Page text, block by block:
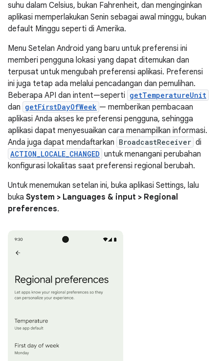
suhu dalam Celsius, bukan Fahrenheit, dan menginginkan
aplikasi memperlakukan Senin sebagai awal minggu, bukan
default Minggu seperti di Amerika.
Menu Setelan Android yang baru untuk preferensi ini
memberi pengguna lokasi yang dapat ditemukan dan
terpusat untuk mengubah preferensi aplikasi. Preferensi
ini juga tetap ada melalui pencadangan dan pemulihan.
Beberapa API dan intent—seperti getTemperatureUnit
dan getFirstDayOfWeek — memberikan pembacaan
aplikasi Anda akses ke preferensi pengguna, sehingga
aplikasi dapat menyesuaikan cara menampilkan informasi.
Anda juga dapat mendaftarkan BroadcastReceiver di
ACTION_LOCALE_CHANGED untuk menangani perubahan
konfigurasi lokalitas saat preferensi regional berubah.
Untuk menemukan setelan ini, buka aplikasi Settings, lalu
buka System > Languages & input > Regional
preferences.